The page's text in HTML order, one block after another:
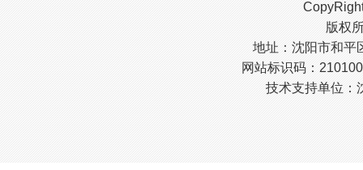
版权
地址：沈阳市和平
网站标识码：
技术支持单位：